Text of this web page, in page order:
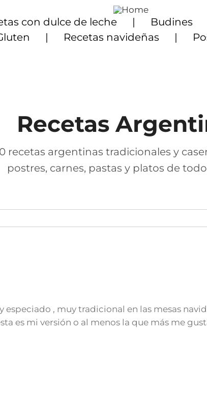
con dulce de leche Budines
Recetas navideñas
Recetas
recetas argentinas tradicionales y
postres, carnes, pastas y platos de
especiado , muy tradicional en las mesas
es mi versión o al menos la que más me